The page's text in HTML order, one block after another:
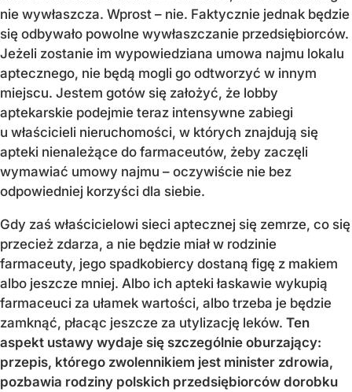
nie wywłaszcza. Wprost – nie. Faktycznie jednak będzie
się odbywało powolne wywłaszczanie przedsiębiorców.
Jeżeli zostanie im wypowiedziana umowa najmu lokalu
aptecznego, nie będą mogli go odtworzyć w innym
miejscu. Jestem gotów się założyć, że lobby
aptekarskie podejmie teraz intensywne zabiegi
u właścicieli nieruchomości, w których znajdują się
apteki nienależące do farmaceutów, żeby zaczęli
wymawiać umowy najmu – oczywiście nie bez
odpowiedniej korzyści dla siebie.
Gdy zaś właścicielowi sieci aptecznej się zemrze, co się
przecież zdarza, a nie będzie miał w rodzinie
farmaceuty, jego spadkobiercy dostaną figę z makiem
albo jeszcze mniej. Albo ich apteki łaskawie wykupią
farmaceuci za ułamek wartości, albo trzeba je będzie
zamknąć, płacąc jeszcze za utylizację leków. Ten
aspekt ustawy wydaje się szczególnie oburzający:
przepis, którego zwolennikiem jest minister zdrowia,
pozbawia rodziny polskich przedsiębiorców dorobku